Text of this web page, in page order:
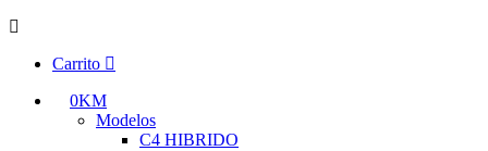
Carrito
0KM
Modelos
C4 HIBRIDO